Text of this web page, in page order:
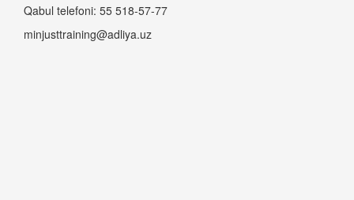
Qabul telefoni: 55 518-57-77
minjusttraining@adliya.uz